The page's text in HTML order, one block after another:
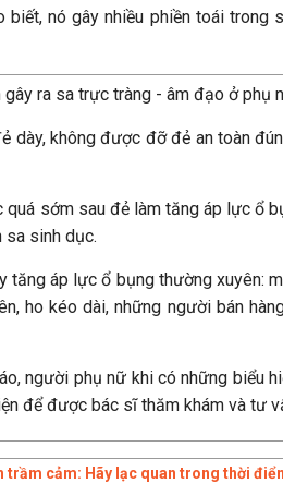
biết, nó gây nhiều phiền toái trong
ra sa trực tràng - âm đạo ở phụ
dày, không được đỡ đẻ an toàn
quá sớm sau đẻ làm tăng áp lực ổ
sa sinh dục.
tăng áp lực ổ bụng thường xuyên:
ho kéo dài, những người bán
người phụ nữ khi có những biểu
để được bác sĩ thăm khám và tư
trầm cảm: Hãy lạc quan trong thời